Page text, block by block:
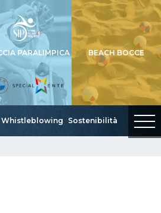
PARALIMPICA BEACH BOCCE
Whistleblowing Sostenibilità